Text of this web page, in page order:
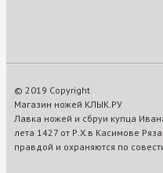
© 2019 Copyright
Магазин ножей КЛЫК.РУ
Лавка ножей и сбруи купца
лета 1427 от Р.Х.в Касимове
правдой и охраняются по